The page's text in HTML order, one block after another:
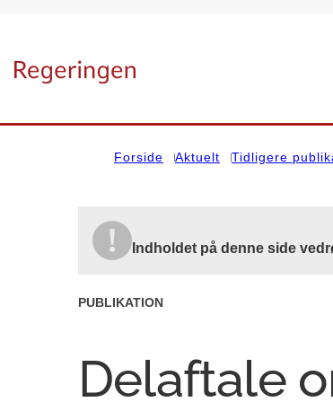
Forside Aktuelt Tidligere
Indholdet på denne side
PUBLIKATION
Delaftale